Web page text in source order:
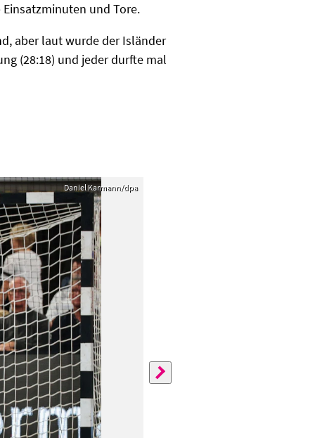
und Tore.
aber laut wurde der Isländer
(28:18) und jeder durfte mal
Daniel Karmann/dpa